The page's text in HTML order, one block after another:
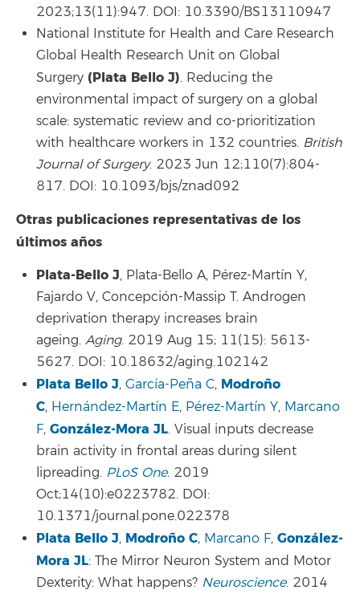
2023;13(11):947. DOI: 10.3390/BS13110947
National Institute for Health and Care Research
Global Health Research Unit on Global
Surgery (Plata Bello J). Reducing the
environmental impact of surgery on a global
scale: systematic review and co-prioritization
with healthcare workers in 132 countries. British
Journal of Surgery. 2023 Jun 12;110(7):804-
817. DOI: 10.1093/bjs/znad092
Otras publicaciones representativas de los
últimos años
Plata-Bello J, Plata-Bello A, Pérez-Martín Y,
Fajardo V, Concepción-Massip T. Androgen
deprivation therapy increases brain
ageing. Aging. 2019 Aug 15; 11(15): 5613-
5627. DOI: 10.18632/aging.102142
Plata Bello J, García-Peña C, Modroño
C, Hernández-Martín E, Pérez-Martín Y, Marcano
F, González-Mora JL. Visual inputs decrease
brain activity in frontal areas during silent
lipreading. PLoS One. 2019
Oct;14(10):e0223782. DOI:
10.1371/journal.pone.022378
Plata Bello J, Modroño C, Marcano F, González-
Mora JL: The Mirror Neuron System and Motor
Dexterity: What happens? Neuroscience. 2014